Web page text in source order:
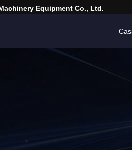
Equipment Co., Ltd.